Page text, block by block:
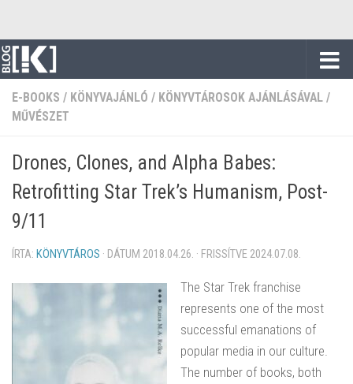
E-BOOKS / KÖNYVAJÁNLÓ / KÖNYVTÁROSOK AJÁNLÁSÁVAL /
MŰVÉSZET
Drones, Clones, and Alpha Babes:
Retrofitting Star Trek’s Humanism, Post-
9/11
ÍRTA: KÖNYVTÁROS · DÁTUM 2018.04.26. · FRISSÍTVE 2024.07.08.
The Star Trek franchise
represents one of the most
successful emanations of
popular media in our culture.
The number of books, both